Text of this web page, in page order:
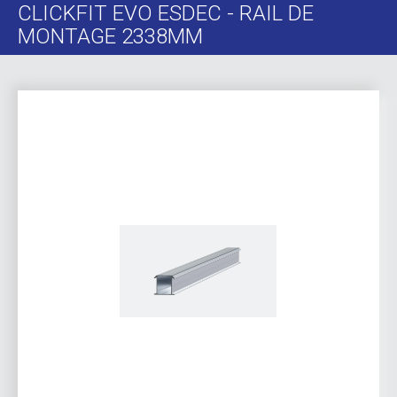
CLICKFIT EVO ESDEC - RAIL DE
MONTAGE 2338MM